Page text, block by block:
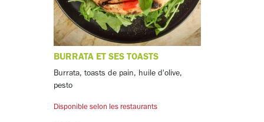
BURRATA ET SES TOASTS
Burrata, toasts de pain, huile d'olive,
pesto
Disponible selon les restaurants